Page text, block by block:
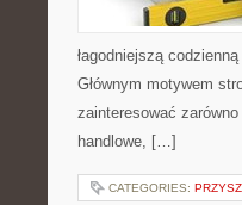
łagodniejszą
Głównym motywem
zainteresować
handlowe, […]
CATEGORIES: